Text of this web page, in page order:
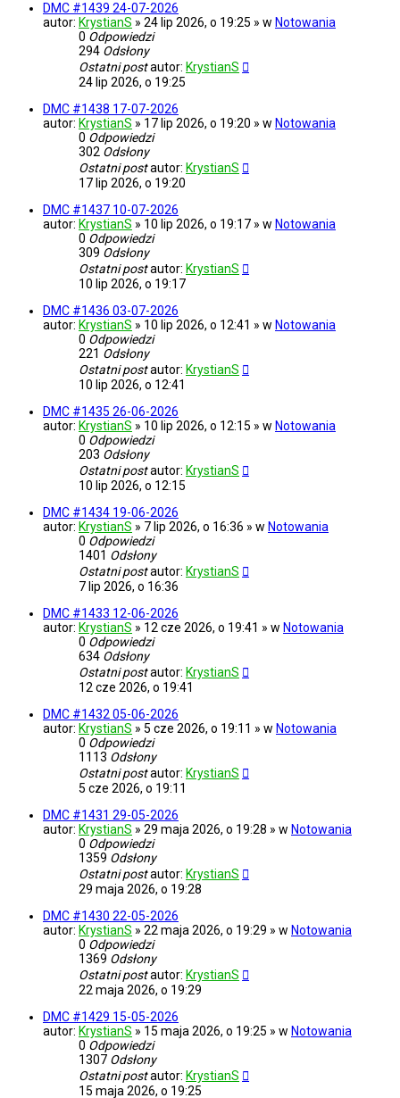
DMC #1439 24-07-2026
autor: KrystianS » 24 lip 2026, o 19:25 » w Notowania
0 Odpowiedzi
294 Odsłony
Ostatni postautor: KrystianS
24 lip 2026, o 19:25
DMC #1438 17-07-2026
autor: KrystianS » 17 lip 2026, o 19:20 » w Notowania
0 Odpowiedzi
302 Odsłony
Ostatni postautor: KrystianS
17 lip 2026, o 19:20
DMC #1437 10-07-2026
autor: KrystianS » 10 lip 2026, o 19:17 » w Notowania
0 Odpowiedzi
309 Odsłony
Ostatni postautor: KrystianS
10 lip 2026, o 19:17
DMC #1436 03-07-2026
autor: KrystianS » 10 lip 2026, o 12:41 » w Notowania
0 Odpowiedzi
221 Odsłony
Ostatni postautor: KrystianS
10 lip 2026, o 12:41
DMC #1435 26-06-2026
autor: KrystianS » 10 lip 2026, o 12:15 » w Notowania
0 Odpowiedzi
203 Odsłony
Ostatni postautor: KrystianS
10 lip 2026, o 12:15
DMC #1434 19-06-2026
autor: KrystianS » 7 lip 2026, o 16:36 » w Notowania
0 Odpowiedzi
1401 Odsłony
Ostatni postautor: KrystianS
7 lip 2026, o 16:36
DMC #1433 12-06-2026
autor: KrystianS » 12 cze 2026, o 19:41 » w Notowania
0 Odpowiedzi
634 Odsłony
Ostatni postautor: KrystianS
12 cze 2026, o 19:41
DMC #1432 05-06-2026
autor: KrystianS » 5 cze 2026, o 19:11 » w Notowania
0 Odpowiedzi
1113 Odsłony
Ostatni postautor: KrystianS
5 cze 2026, o 19:11
DMC #1431 29-05-2026
autor: KrystianS » 29 maja 2026, o 19:28 » w Notowania
0 Odpowiedzi
1359 Odsłony
Ostatni postautor: KrystianS
29 maja 2026, o 19:28
DMC #1430 22-05-2026
autor: KrystianS » 22 maja 2026, o 19:29 » w Notowania
0 Odpowiedzi
1369 Odsłony
Ostatni postautor: KrystianS
22 maja 2026, o 19:29
DMC #1429 15-05-2026
autor: KrystianS » 15 maja 2026, o 19:25 » w Notowania
0 Odpowiedzi
1307 Odsłony
Ostatni postautor: KrystianS
15 maja 2026, o 19:25